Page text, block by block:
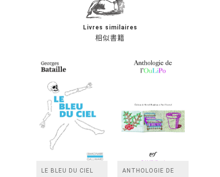
相似書籍
Livres similaires
LE BLEU DU CIEL
ANTHOLOGIE DE